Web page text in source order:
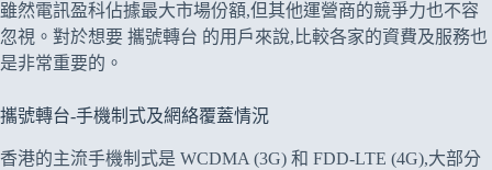
雖然電訊盈科佔據最大市場份額,但其他運營商的競爭力也不容
忽視。對於想要 攜號轉台 的用戶來說,比較各家的資費及服務也
是非常重要的。
攜號轉台-手機制式及網絡覆蓋情況
香港的主流手機制式是 WCDMA (3G) 和 FDD-LTE (4G),大部分